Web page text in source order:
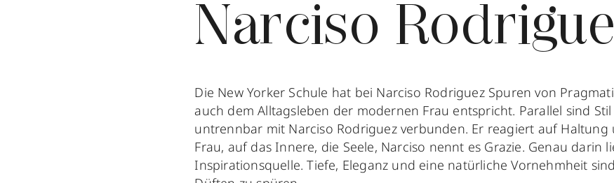
Narciso
Die New Yorker Schule hat bei Narciso Rodriguez Spuren von
auch dem Alltagsleben der modernen Frau entspricht. Parallel sind
untrennbar mit Narciso Rodriguez verbunden. Er reagiert auf
Frau, auf das Innere, die Seele, Narciso nennt es Grazie. Genau darin
Inspirationsquelle. Tiefe, Eleganz und eine natürliche Vornehmheit